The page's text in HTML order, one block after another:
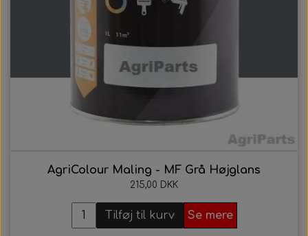
AgriColour Maling - MF Grå Højglans
215,00 DKK
Tilføj til kurv Se mere